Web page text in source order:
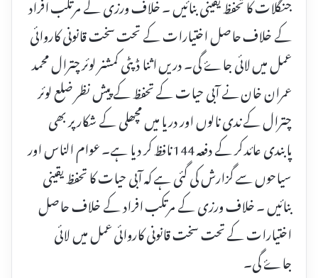
کے خلاف حاصل اختیارات کے تحت سخت قانونی کاروائی
عمل میں لائی جاۓ گی۔ دریں اثنا ڈپٹی کمشنر لوئر چترال محمد
عمران خان نے آبی حیات کے تحفظ کے پیش نظر ضلع لوئر
چترال کے ندی نالوں اور دریا میں مچھلی کے شکار پر بھی
پابندی عائد کر کے دفعہ 144 نافظ کر دیا ہے۔ عوام الناس اور
سیاحوں سے گزارش کی گئی ہے کہ آبی حیات کا تحفظ یقینی
بنائیں ۔ خلاف ورزی کے مرتکب افراد کے خلاف حاصل
اختیارات کے تحت سخت قانونی کاروائی عمل میں لائی
جاۓ گی۔